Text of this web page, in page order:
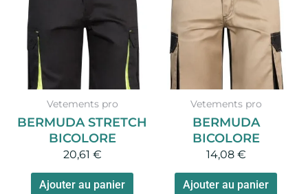
Vetements pro
BERMUDA STRETCH
BICOLORE
20,61 €
Ajouter au panier
Vetements pro
BERMUDA
BICOLORE
14,08 €
Ajouter au panier